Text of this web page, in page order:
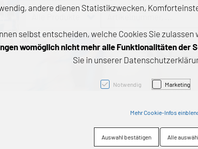
Alle Produkte
Wälz- und Gleitlager
Antriebstechnik
Chemische Produkte
andere dienen Statistikzwecken,
selbst entscheiden, welche Cookies Sie zulassen
womöglich nicht mehr alle Funktionalitäten der
Sie in unserer
Notwendig Marketing
Mehr Cookie-Infos
Auswahl bestätigen Alle